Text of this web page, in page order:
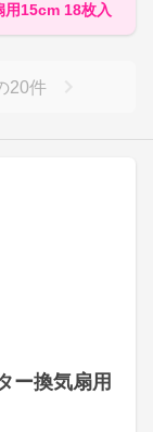
ー換気扇用
用15cm 18枚入
20件